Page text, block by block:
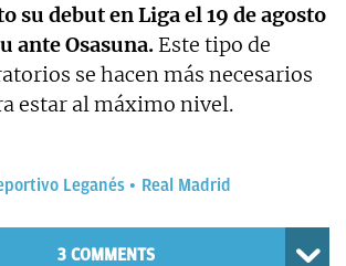
su debut en Liga el 19 de agosto
ante Osasuna. Este tipo de
se hacen más necesarios
estar al máximo nivel.
Leganés Real Madrid
3 COMMENTS